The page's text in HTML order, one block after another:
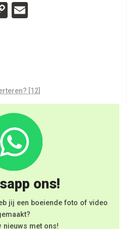
Copy
[12]
ons!
jij een boeiende foto of video
nieuws met ons!